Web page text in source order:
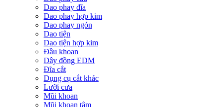
Dao phay đĩa
Dao phay hợp kim
Dao phay ngón
Dao tiện
Dao tiện hợp kim
Đầu khoan
Dây đồng EDM
Đĩa cắt
Dụng cụ cắt khác
Lưỡi cưa
Mũi khoan
Mũi khoan tâm